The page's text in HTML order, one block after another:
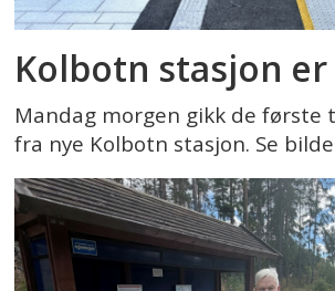
Kolbotn stasjon er
Mandag morgen gikk de første
fra nye Kolbotn stasjon. Se